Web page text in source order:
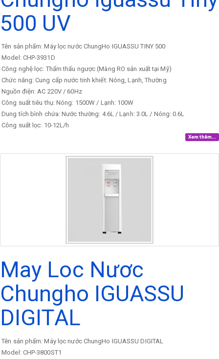
500 UV
Tên sản phẩm: Máy lọc nước ChungHo IGUASSU TINY 500
Model: CHP-3931D
Công nghệ lọc: Thẩm thấu ngược (Màng RO sản xuất tại Mỹ)
Chức năng: Cung cấp nước tinh khiết: Nóng, Lạnh, Thường
Nguồn điện: AC 220V / 60Hz
Công suất tiêu thụ: Nóng: 1500W / Lạnh: 100W
Dung tích bình chứa: Nước thường: 4.6L / Lạnh: 3.0L / Nóng: 0.6L
Công suất lọc: 10-12L/h
Xem thêm...
May Loc Nươc
Chungho IGUASSU
DIGITAL
Tên sản phẩm: Máy lọc nước ChungHo IGUASSU DIGITAL
Model: CHP-3800ST1